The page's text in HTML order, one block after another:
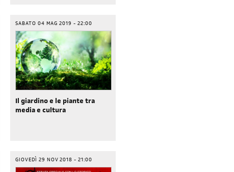
SABATO 04 MAG 2019 - 22:00
Il giardino e le piante tra
media e cultura
GIOVEDÌ 29 NOV 2018 - 21:00